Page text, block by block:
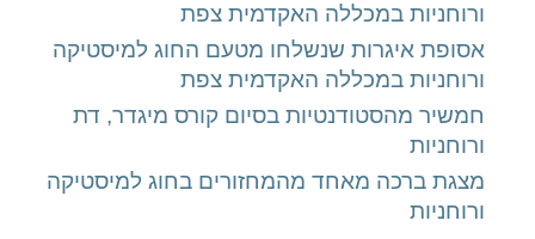
ורוחניות במכללה האקדמית צפת
אסופת איגרות שנשלחו מטעם החוג למיסטיקה
ורוחניות במכללה האקדמית צפת
חמשיר מהסטודנטיות בסיום קורס מיגדר, דת
ורוחניות
מצגת ברכה מאחד מהמחזורים בחוג למיסטיקה
ורוחניות